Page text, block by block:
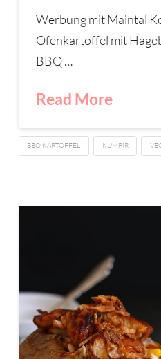
Werbung mit Maintal
Ofenkartoffel mit
BBQ …
Read More
BBQ KARTOFFEL KUMPIR